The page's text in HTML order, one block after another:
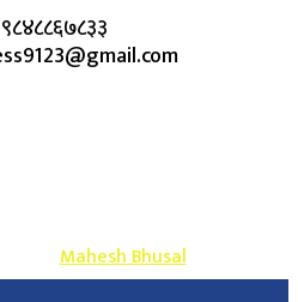
By-Mahesh Bhusal